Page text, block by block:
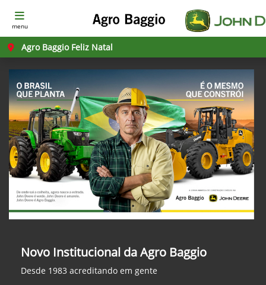
menu
Agro Baggio Feliz Natal
Novo Institucional da Agro Baggio
Desde 1983 acreditando em gente